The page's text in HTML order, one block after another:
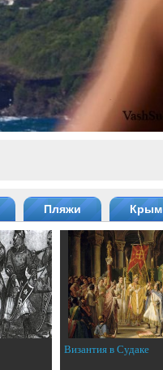
Пляжи Крым
Византия в Судаке